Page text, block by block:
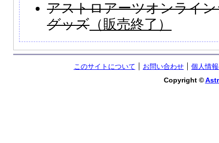
アストロアーツオンライ
グッズ （販売終了）
このサイトについて お問い合わせ
個人情
Copyright ©